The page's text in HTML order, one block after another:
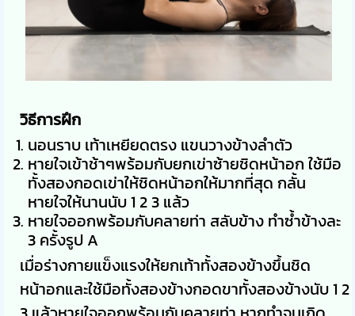
วิธีการฝึก
นอนราบ เท้าเหยียดตรง แขนวางข้างลำตัว
หายใจเข้าช้าๆพร้อมกับยกเข่าซ้ายชิดหน้าอก ใช้มือ
ทั้งสองกอดเข่าให้ชิดหน้าอกให้มากที่สุด กลั้น
หายใจให้นานนับ 1 2 3 แล้ว
หายใจออกพร้อมกับคลายท่า สลับข้าง ทำซ้ำข้างละ
3 ครั้งรูป A
เมื่อร่างกายแข็งแรงให้ยกเท้าทั้งสองข้างขึ้นชิด
หน้าอกและใช้มือทั้งสองข้างกอดขาทั้งสองข้างนับ 1 2